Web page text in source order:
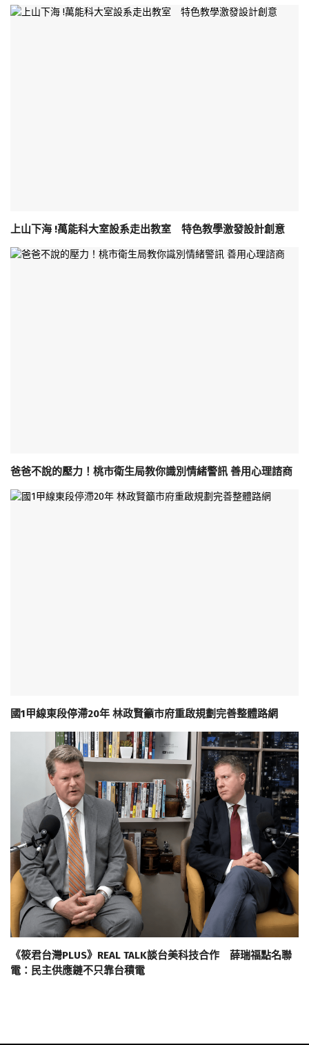
上山下海 !萬能科大室設系走出教室 特色教學激發設計創意
爸爸不說的壓力！桃市衛生局教你識別情緒警訊 善用心理諮商
國1甲線東段停滯20年 林政賢籲市府重啟規劃完善整體路網
《筱君台灣PLUS》REAL TALK談台美科技合作 薛瑞福點名聯
電：民主供應鏈不只靠台積電